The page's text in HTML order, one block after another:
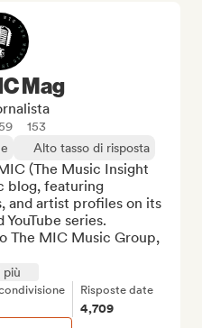
Mag
153
Alto tasso di risposta
(The Music Insight
blog, featuring
and artist profiles on its
series.
The MIC Music Group,
più
Risposte date
4,709